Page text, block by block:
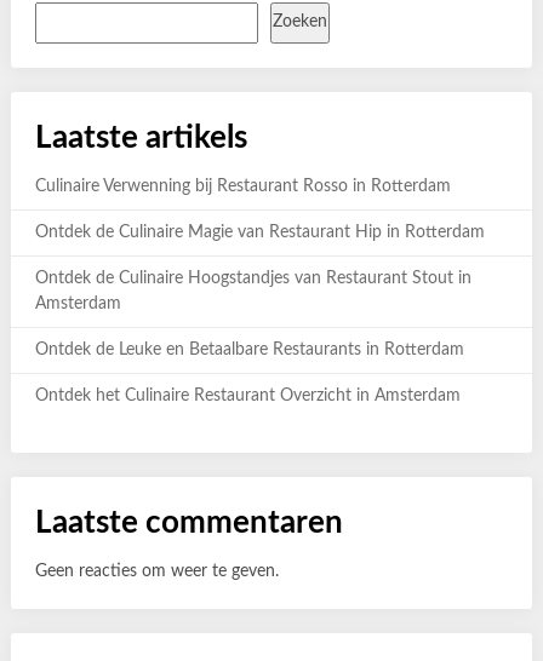
Zoeken
Laatste artikels
Culinaire Verwenning bij Restaurant Rosso in Rotterdam
Ontdek de Culinaire Magie van Restaurant Hip in Rotterdam
Ontdek de Culinaire Hoogstandjes van Restaurant Stout in
Amsterdam
Ontdek de Leuke en Betaalbare Restaurants in Rotterdam
Ontdek het Culinaire Restaurant Overzicht in Amsterdam
Laatste commentaren
Geen reacties om weer te geven.